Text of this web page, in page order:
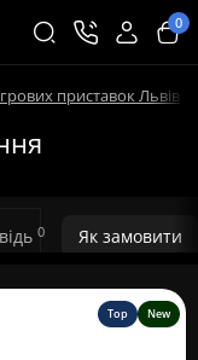
0
приставок Львів
0 Як замовити
Top New